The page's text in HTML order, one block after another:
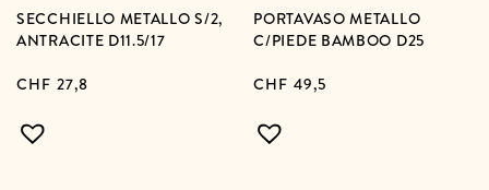
SECCHIELLO METALLO S/2,
ANTRACITE D11.5/17
CHF 27,8
PORTAVASO METALLO
C/PIEDE BAMBOO D25
CHF 49,5